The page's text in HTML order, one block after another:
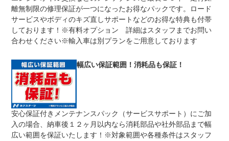
免責金
保証修理の対象となる場合は、お客様の費用負担は一切ご
ざいません。
保証修理
受付先
全国のネクステージで受付可能！ご遠方でネクステージに
持ち込めないお客様も保証修理はお受け頂けます。詳細
法定整備
整備付 法定12ヶ月または法定24ヶ月点検整備付
※車検なし・車検整備付の場合は法定24ヶ月点検整備付
※商用車は6ヶ月または12ヶ月点検整備付
法定整備
について
１．契約後～納車までに法定点検を実施致します。 ２．
支払総額に整備代金を含んでおります。 ３．点検記録簿
が発行されます。
離無制限の修理保証が一つになったお得なパックです。ロード
サービスやボディのキズ直しサポートなどのお得な特典も付帯
しております！※有料オプション 詳細はスタッフまでお問い
合わせください※輸入車は別プランをご用意しております
幅広い保証範囲！消耗品も保証！
安心保証付きメンテナンスパック（サービスサポート）にご加
入の場合、納車後１２ヶ月以内なら消耗部品や社外部品まで幅
広い範囲を保証いたします！※対象範囲や各種条件はスタッフ